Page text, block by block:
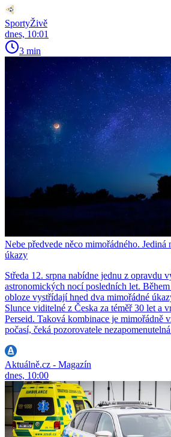
SportyŽivě
dnes, 10:01
3 min
Nebe předvede něco mimořádného. Jediná
úkazy
Středa 12. srpna nabídne jednu z opravdu
astronomických nocí posledních let.
obloze vystřídají hned dva mimořádné
Slunce viditelné z Česka za téměř 30 let a
Perseid. Taková kombinace je mimořádně
počasí, čeká pozorovatele
Aktuálně.cz - Magazín
dnes, 10:00